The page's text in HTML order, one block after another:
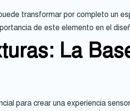
transformar por completo un
de este elemento en el
La
para crear una experiencia